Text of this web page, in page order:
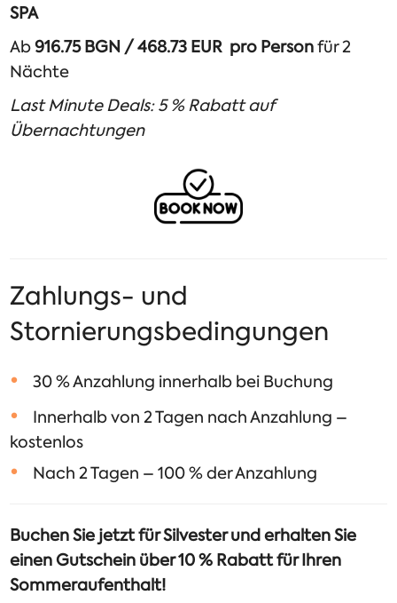
SPA
Ab916.75 BGN / 468.73 EUR pro Personfür 2
Nächte
Last Minute Deals: 5 % Rabatt auf
Übernachtungen
Zahlungs- und
Stornierungsbedingungen
30 % Anzahlung innerhalb bei Buchung
Innerhalb von 2 Tagen nach Anzahlung –
kostenlos
Nach 2 Tagen – 100 % der Anzahlung
Buchen Sie jetzt für Silvester und erhalten Sie
einen Gutschein über 10 % Rabatt für Ihren
Sommeraufenthalt!